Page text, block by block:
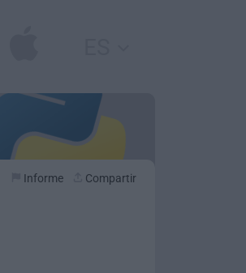
Informe Compartir